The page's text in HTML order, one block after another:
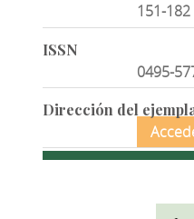
151-182
ISSN
0495-
Dirección del